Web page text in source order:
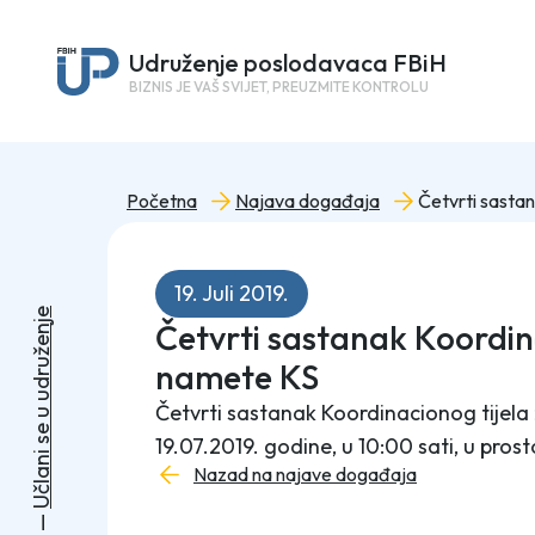
Udruženje poslodavaca FBiH
BIZNIS JE VAŠ SVIJET, PREUZMITE KONTROLU
Početna Najava događaja
19. Juli 2019.
Četvrti sastanak
namete KS
Četvrti sastanak Koordinacionog tijela
19.07.2019. godine, u 10:00 sati, u
Nazad na najave događaja
U
č
l
a
n
i
s
e
u
u
d
r
u
ž
e
n
j
e